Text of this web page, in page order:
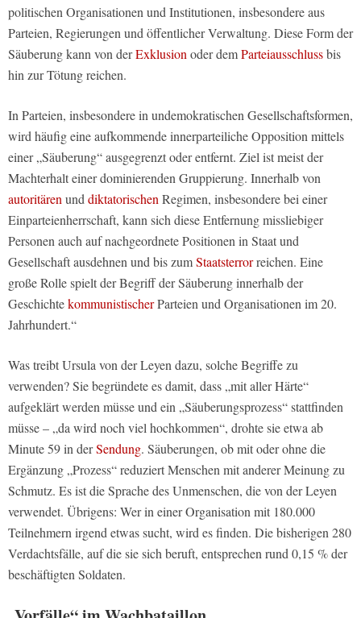
politischen Organisationen und Institutionen, insbesondere aus
Parteien, Regierungen und öffentlicher Verwaltung. Diese Form der
Säuberung kann von derExklusion oder demParteiausschlussbis
hin zur Tötung reichen.
In Parteien, insbesondere in undemokratischen Gesellschaftsformen,
wird häufig eine aufkommende innerparteiliche Opposition mittels
einer „Säuberung“ ausgegrenzt oder entfernt. Ziel ist meist der
Machterhalt einer dominierenden Gruppierung. Innerhalb von
autoritären und diktatorischen Regimen, insbesondere bei einer
Einparteienherrschaft, kann sich diese Entfernung missliebiger
Personen auch auf nachgeordnete Positionen in Staat und
Gesellschaft ausdehnen und bis zumStaatsterrorreichen. Eine
große Rolle spielt der Begriff der Säuberung innerhalb der
GeschichtekommunistischerParteien und Organisationen im 20.
Jahrhundert.“
Was treibt Ursula von der Leyen dazu, solche Begriffe zu
verwenden? Sie begründete es damit, dass „mit aller Härte“
aufgeklärt werden müsse und ein „Säuberungsprozess“ stattfinden
müsse – „da wird noch viel hochkommen“, drohte sie etwa ab
Minute 59 in derSendung. Säuberungen, ob mit oder ohne die
Ergänzung „Prozess“ reduziert Menschen mit anderer Meinung zu
Schmutz. Es ist die Sprache des Unmenschen, die von der Leyen
verwendet. Übrigens: Wer in einer Organisation mit 180.000
Teilnehmern irgend etwas sucht, wird es finden. Die bisherigen 280
Verdachtsfälle, auf die sie sich beruft, entsprechen rund 0,15 % der
beschäftigten Soldaten.